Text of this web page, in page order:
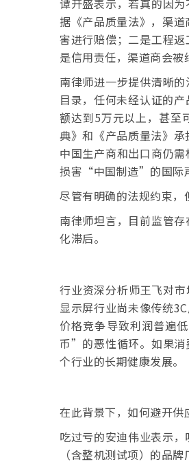
谭开盛表示，若真的因
据《产品质量法》，渠
害进行赔偿；二是工程
是信用责任，渠道商会
南律师进一步提供清晰
目录，任何未经认证的
额达到5万元以上，甚至
典》和《产品质量法》承
中国生产商和出口商仍
损害“中国制造”的国际
尽管有明确的法规约束，
南律师坦言，目前监管
化滞后。
行业资深分析师王飞对
显示屏行业尚未像传统
价格竞争导致利润普遍
币”的恶性循环。如果消
个行业的长期健康发展。
在此背景下，如何避开
吃过亏的安迪伟业表示
（含整机测试项）的品